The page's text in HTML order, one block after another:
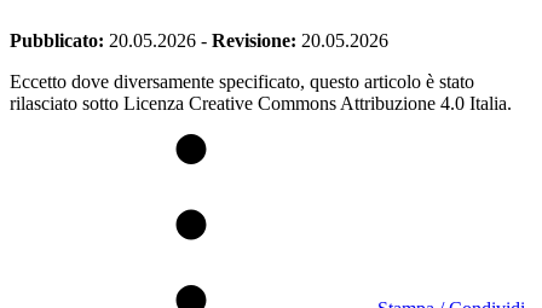
Pubblicato: 20.05.2026 - Revisione: 20.05.2026
Eccetto dove diversamente specificato, questo articolo è stato
rilasciato sotto Licenza Creative Commons Attribuzione 4.0 Italia.